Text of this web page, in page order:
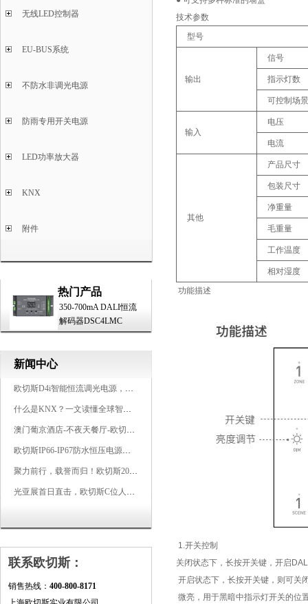
无线LED控制器
EU-BUS系统
不防水非调光电源
防雨专用开关电源
LED功率放大器
KNX
附件
热门产品
350-700mA DALI恒流
解码器DSC4LMC
新闻中心
欧切斯D4i智能恒流调光电源，引领未来照明生态
什么是KNX？一文读懂全球智能建筑控制标准
澳门葡京酒店-不夜天餐厅-欧切斯KNX智能控制系统打造高端智慧空间
欧切斯IP66-IP67防水恒压电源，无惧风雨，智稳如一
聚力前行，载誉而归！欧切斯2026光亚展完美收官
光亚展首日直击，欧切斯C位人气爆棚-双奖加冕，实力再出圈
联系欧切斯：
销售热线： 400-800-8171
技术参数
型号
输出
信号
指示灯数
可控制场
输入
电压
电流
其他
产品尺寸
包装尺寸
净重量
毛重量
工作温度
相对湿度
功能描述
1.开关控制
关闭状态下，长按开关键，开启
开启状态下，长按开关键，则可关
微亮，用于黑暗中指示灯开关的位